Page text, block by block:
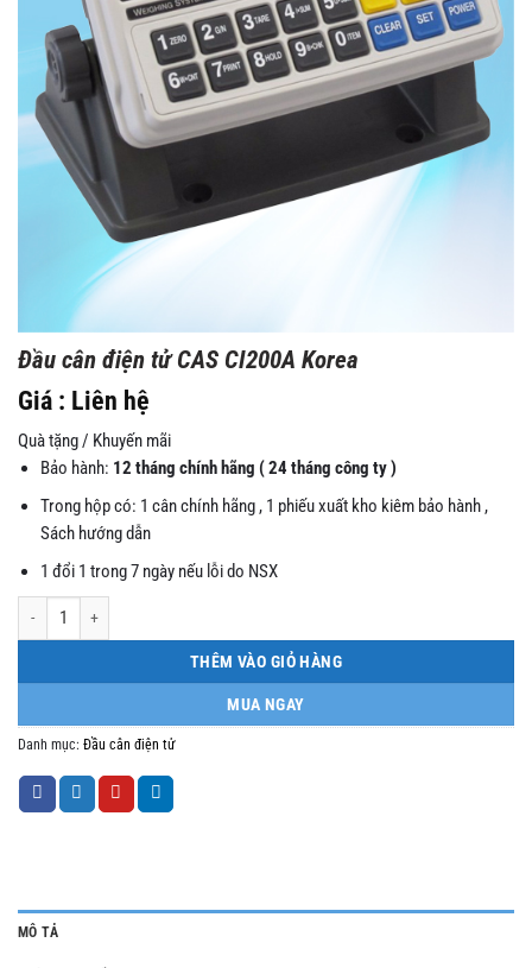
Đầu cân điện tử CAS CI200A Korea
Giá : Liên hệ
Quà tặng / Khuyến mãi
Bảo hành: 12 tháng chính hãng ( 24 tháng công ty )
Trong hộp có: 1 cân chính hãng , 1 phiếu xuất kho kiêm bảo hành ,
Sách hướng dẫn
1 đổi 1 trong 7 ngày nếu lỗi do NSX
Đầu cân điện tử CAS CI200A Korea số lượng
THÊM VÀO GIỎ HÀNG
MUA NGAY
Danh mục: Đầu cân điện tử
MÔ TẢ